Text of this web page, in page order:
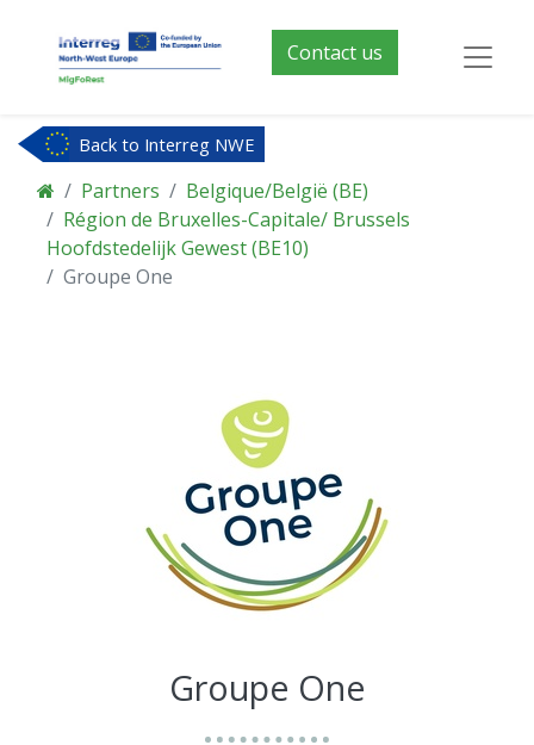
Contact us
Back to Interreg NWE
Partners
Belgique/België (BE)
Région de Bruxelles-Capitale/ Brussels
Hoofdstedelijk Gewest (BE10)
Groupe One
Groupe One